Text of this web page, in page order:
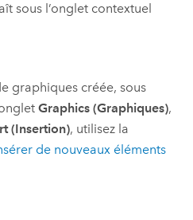
sous l’onglet contextuel
graphiques créée, sous
Graphics (Graphiques),
(Insertion), utilisez la
de nouveaux éléments